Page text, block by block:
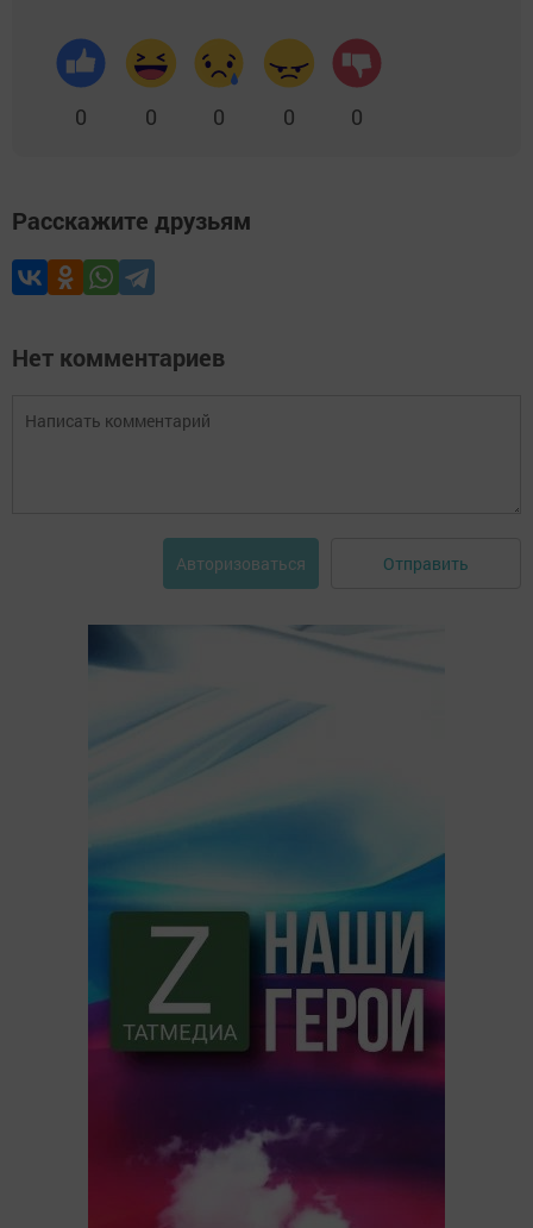
0 0 0 0 0
Расскажите друзьям
Нет комментариев
Авторизоваться Отправить